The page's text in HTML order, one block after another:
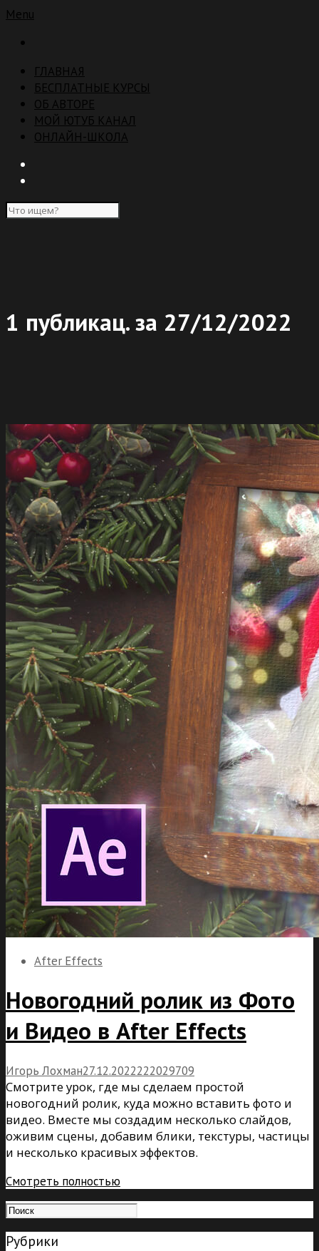
Menu
ГЛАВНАЯ
БЕСПЛАТНЫЕ КУРСЫ
ОБ АВТОРЕ
МОЙ ЮТУБ КАНАЛ
ОНЛАЙН-ШКОЛА
1 публикац. за 27/12/2022
After Effects
Новогодний ролик из Фото
и Видео в After Effects
Игорь Лохман27.12.2022222029709
Смотрите урок, где мы сделаем простой
новогодний ролик, куда можно вставить фото и
видео. Вместе мы создадим несколько слайдов,
оживим сцены, добавим блики, текстуры, частицы
и несколько красивых эффектов.
Смотреть полностью
Рубрики